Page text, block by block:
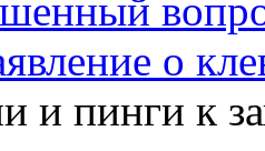
о
и пинги к